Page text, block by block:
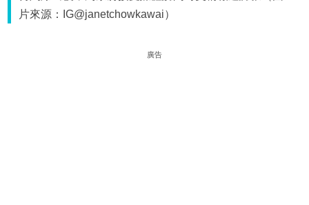
片來源：IG@janetchowkawai）
廣告